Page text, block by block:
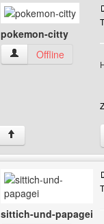
pokemon-citty
pokemon-citty
Offline
↑
sittich-und-papagei